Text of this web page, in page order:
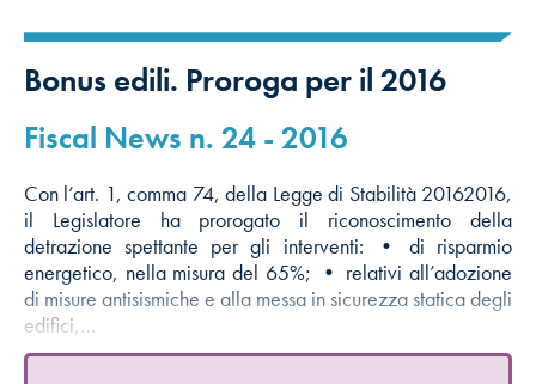
Bonus edili. Proroga per il 2016
Fiscal News n. 24 - 2016
Con l’art. 1, comma 74, della Legge di Stabilità 20162016,
il Legislatore ha prorogato il riconoscimento della
detrazione spettante per gli interventi: • di risparmio
energetico, nella misura del 65%; • relativi all’adozione
di misure antisismiche e alla messa in sicurezza statica degli
edifici,…